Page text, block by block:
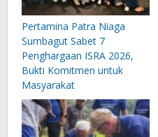
Pertamina Patra Niaga
Sumbagut Sabet 7
Penghargaan ISRA 2026,
Bukti Komitmen untuk
Masyarakat